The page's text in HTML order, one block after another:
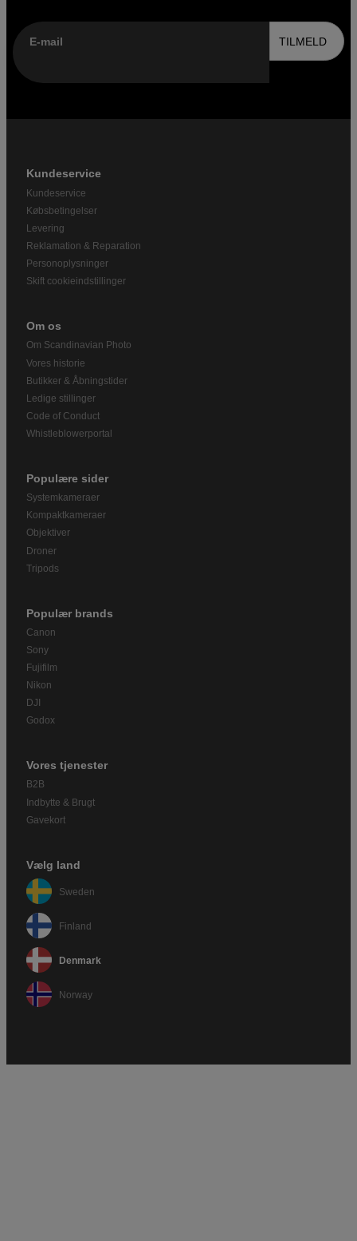
E-mail TILMELD
Kundeservice
Kundeservice
Købsbetingelser
Levering
Reklamation & Reparation
Personoplysninger
Skift cookieindstillinger
Om os
Om Scandinavian Photo
Vores historie
Butikker & Åbningstider
Ledige stillinger
Code of Conduct
Whistleblowerportal
Populære sider
Systemkameraer
Kompaktkameraer
Objektiver
Droner
Tripods
Populær brands
Canon
Sony
Fujifilm
Nikon
DJI
Godox
Vores tjenester
B2B
Indbytte & Brugt
Gavekort
Vælg land
Sweden
Finland
Denmark
Norway